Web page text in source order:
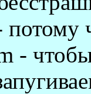
- чтобы